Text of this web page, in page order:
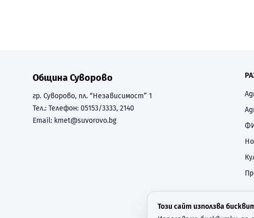
Община Суворово
гр. Суворово, пл. “Независимост” 1
Тел.: Телефон: 05153/3333, 2140
Email: kmet@suvorovo.bg
Този сайт използва